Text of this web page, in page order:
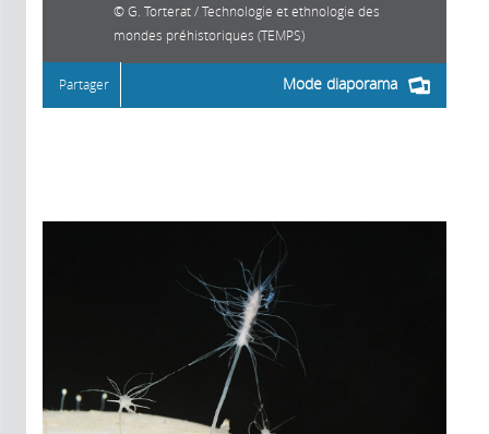
G. Torterat / Technologie et ethnologie des
mondes préhistoriques (TEMPS)
Mode diaporama
Partager